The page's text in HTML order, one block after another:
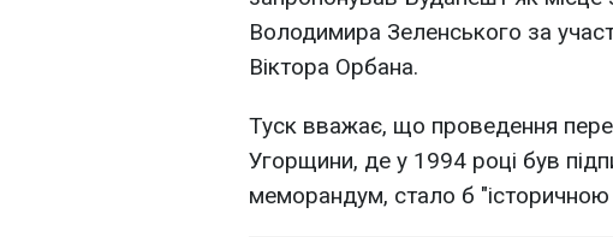
Володимира Зеленського за
Віктора Орбана.
Туск вважає, що проведення
Угорщини, де у 1994 році був
меморандум, стало б "історичною